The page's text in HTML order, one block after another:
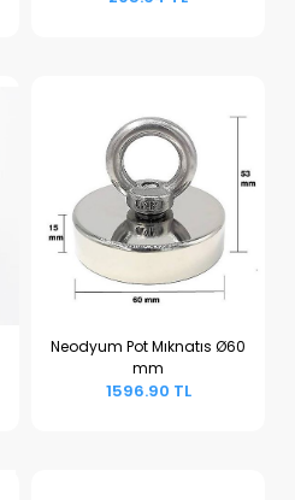
Sepete Ekle
Neodyum Pot Mıknatıs Ø60
mm
1596.90 TL